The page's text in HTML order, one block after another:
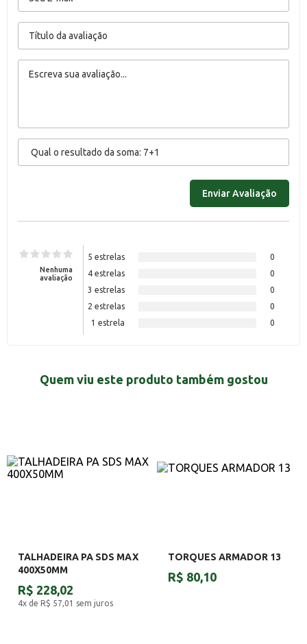
Nenhuma
avaliação
5 estrelas
0
4 estrelas
0
3 estrelas
0
2 estrelas
0
1 estrela
0
Quem viu este produto também gostou
TALHADEIRA PA SDS MAX
400X50MM
R$ 228,02
4x de R$ 57,01 sem juros
TORQUES ARMADOR 13
R$ 80,10